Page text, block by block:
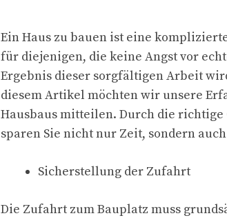
Ein Haus zu bauen ist eine
für diejenigen, die keine Angst vor
Ergebnis dieser sorgfältigen Arbeit
diesem Artikel möchten wir unsere
Hausbaus mitteilen. Durch die richtige
sparen Sie nicht nur Zeit, sondern
Sicherstellung der Zufahrt
Die Zufahrt zum Bauplatz muss